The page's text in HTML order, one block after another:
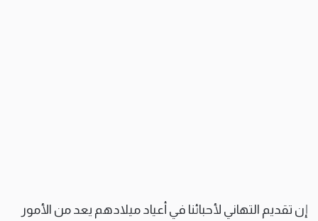
إن تقديم التهاني لأحبائنا في أعياد ميلادهم يعد من الأمور